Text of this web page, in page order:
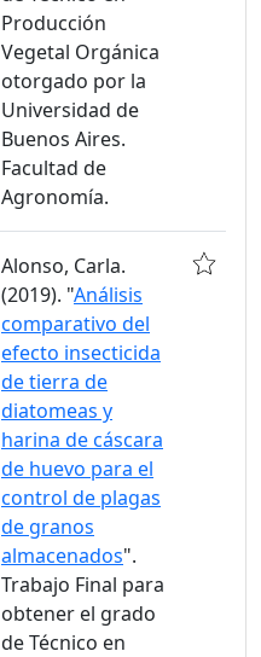
Producción
Vegetal Orgánica
otorgado por la
Universidad de
Buenos Aires.
Facultad de
Agronomía.
Alonso, Carla.
(2019). "Análisis
comparativo del
efecto insecticida
de tierra de
diatomeas y
harina de cáscara
de huevo para el
control de plagas
de granos
almacenados".
Trabajo Final para
obtener el grado
de Técnico en